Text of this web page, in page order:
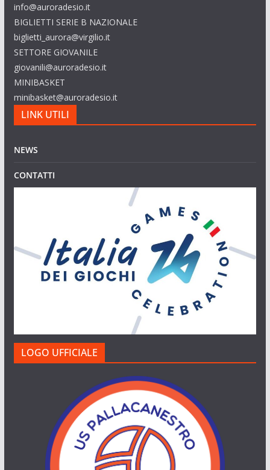
info@auroradesio.it
BIGLIETTI SERIE B NAZIONALE
biglietti_aurora@virgilio.it
SETTORE GIOVANILE
giovanili@auroradesio.it
MINIBASKET
minibasket@auroradesio.it
LINK UTILI
NEWS
CONTATTI
LOGO UFFICIALE